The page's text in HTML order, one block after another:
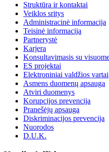
Struktūra ir kontaktai
Veiklos sritys
Administracinė informacija
Teisinė informacija
Partnerystė
Karjera
Konsultavimasis su
ES projektai
Elektroniniai valdžios vartai
Asmens duomenų apsauga
Atviri duomenys
Korupcijos prevencija
Pranešėjų apsauga
Diskriminacijos prevencija
Nuorodos
D.U.K.